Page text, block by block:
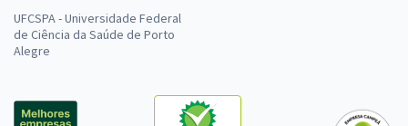
UFCSPA - Universidade Federal
de Ciência da Saúde de Porto
Alegre